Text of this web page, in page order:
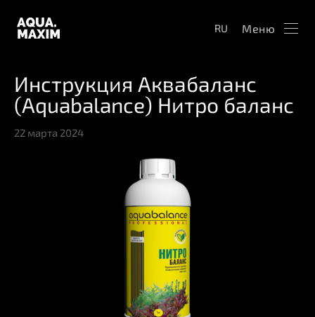
RU Меню
Инструкция Аквабаланс
(Aquabalance) Нитро баланс
22 марта 2024